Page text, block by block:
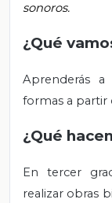
sonoros.
¿Qué
Aprenderás
formas a partir
¿Qué
En tercer
realizar obras